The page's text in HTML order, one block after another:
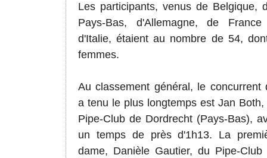
Les participants, venus de Belgique,
Pays-Bas, d'Allemagne, de
d'Italie, étaient au nombre de 54,
femmes.
Au classement général, le concurrent
a tenu le plus longtemps est Jan Both,
Pipe-Club de Dordrecht (Pays-Bas),
un temps de près d'1h13. La
dame, Danièle Gautier, du Pipe-Club